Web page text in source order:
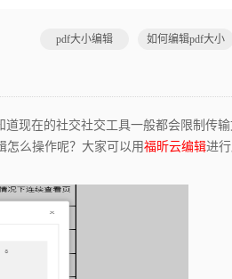
解决？pdf大小编辑 如何编辑pdf大小
现在的社交社交工具一般都会限制传
怎么操作呢？大家可以用福昕云编辑进行